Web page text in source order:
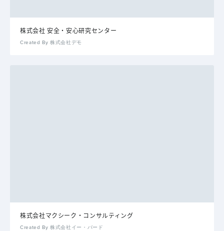
株式会社 安全・安心研究センター
Created By 株式会社デモ
株式会社マクシーク・コンサルティング
Created By 株式会社イー・バード